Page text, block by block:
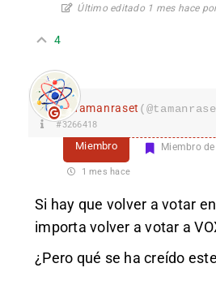
Último editado 1 mes hace
4
Tamanraset
#3266418
Miembro Miembro
1 mes hace
Si hay que volver a votar
importa volver a votar a
¿Pero qué se ha creído